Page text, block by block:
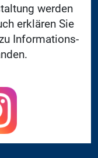
werden
erklären Sie
Informations-